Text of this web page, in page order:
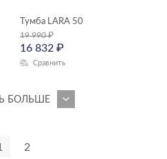
Тумба LARA 50
19 990₽
16 832 ₽
Сравнить
БОЛЬШЕ
2